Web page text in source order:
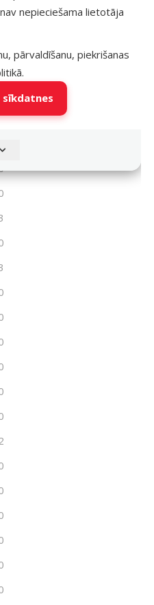
nepieciešama lietotāja
pārvaldīšanu, piekrišanas
.